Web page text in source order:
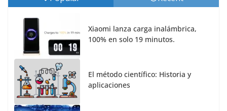
Xiaomi lanza carga inalámbrica,
100% en solo 19 minutos.
El método científico: Historia y
aplicaciones